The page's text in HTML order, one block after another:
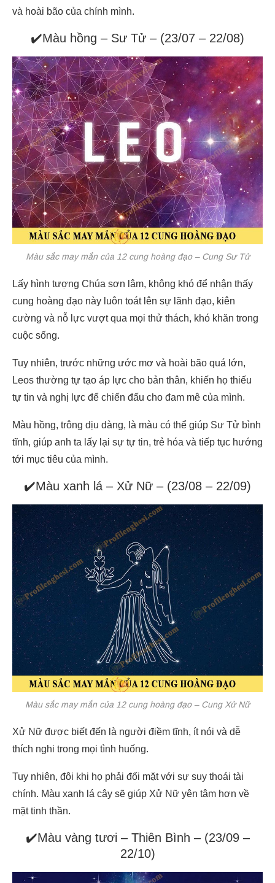
và hoài bão của chính mình.
✔️Màu hồng – Sư Tử – (23/07 – 22/08)
Màu sắc may mắn của 12 cung hoàng đạo – Cung Sư Tử
Lấy hình tượng Chúa sơn lâm, không khó để nhận thấy
cung hoàng đạo này luôn toát lên sự lãnh đạo, kiên
cường và nỗ lực vượt qua mọi thử thách, khó khăn trong
cuộc sống.
Tuy nhiên, trước những ước mơ và hoài bão quá lớn,
Leos thường tự tạo áp lực cho bản thân, khiến họ thiếu
tự tin và nghị lực để chiến đấu cho đam mê của mình.
Màu hồng, trông dịu dàng, là màu có thể giúp Sư Tử bình
tĩnh, giúp anh ta lấy lại sự tự tin, trẻ hóa và tiếp tục hướng
tới mục tiêu của mình.
✔️Màu xanh lá – Xử Nữ – (23/08 – 22/09)
Màu sắc may mắn của 12 cung hoàng đạo – Cung Xử Nữ
Xử Nữ được biết đến là người điềm tĩnh, ít nói và dễ
thích nghi trong mọi tình huống.
Tuy nhiên, đôi khi họ phải đối mặt với sự suy thoái tài
chính. Màu xanh lá cây sẽ giúp Xử Nữ yên tâm hơn về
mặt tinh thần.
✔️Màu vàng tươi – Thiên Bình – (23/09 –
22/10)